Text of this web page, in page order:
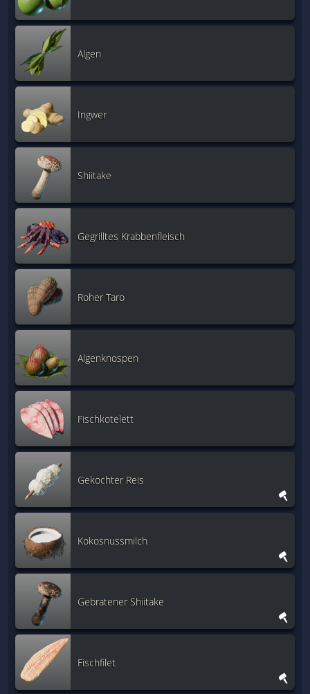
Algen
Ingwer
Shiitake
Gegrilltes Krabbenfleisch
Roher Taro
Algenknospen
Fischkotelett
Gekochter Reis
Kokosnussmilch
Gebratener Shiitake
Fischfilet